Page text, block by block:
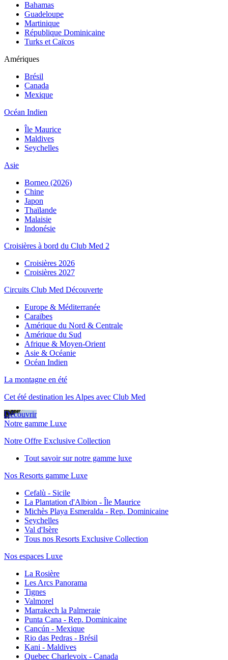
Bahamas
Guadeloupe
Martinique
République Dominicaine
Turks et Caïcos
Amériques
Brésil
Canada
Mexique
Océan Indien
Île Maurice
Maldives
Seychelles
Asie
Borneo (2026)
Chine
Japon
Thaïlande
Malaisie
Indonésie
Croisières à bord du Club Med 2
Croisières 2026
Croisières 2027
Circuits Club Med Découverte
Europe & Méditerranée
Caraïbes
Amérique du Nord & Centrale
Amérique du Sud
Afrique & Moyen-Orient
Asie & Océanie
Océan Indien
La montagne en été
Cet été destination les Alpes avec Club Med
Découvrir
Notre gamme Luxe
Notre Offre Exclusive Collection
Tout savoir sur notre gamme luxe
Nos Resorts gamme Luxe
Cefalù - Sicile
La Plantation d'Albion - Île Maurice
Michès Playa Esmeralda - Rep. Dominicaine
Seychelles
Val d'Isère
Tous nos Resorts Exclusive Collection
Nos espaces Luxe
La Rosière
Les Arcs Panorama
Tignes
Valmorel
Marrakech la Palmeraie
Punta Cana - Rep. Dominicaine
Cancún - Mexique
Rio das Pedras - Brésil
Kani - Maldives
Quebec Charlevoix - Canada